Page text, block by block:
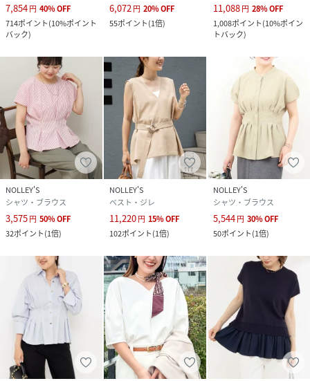
7,854円 40%OFF
714ポイント(10%ポイント
バック)
6,072 円 20%OFF
55ポイント(1倍)
11,088円 28%OFF
1,008ポイント(10%ポイン
トバック)
NOLLEY'S
シャツ・ブラウス
3,575円 50%OFF
32ポイント(1倍)
NOLLEY'S
ベスト・ジレ
11,220円 15%OFF
102ポイント(1倍)
NOLLEY'S
シャツ・ブラウス
5,544円 30%OFF
50ポイント(1倍)